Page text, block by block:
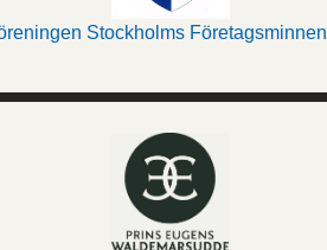
Stockholms Företagsminnen